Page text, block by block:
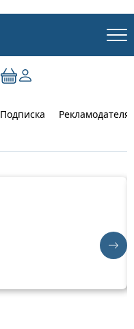
Подписка